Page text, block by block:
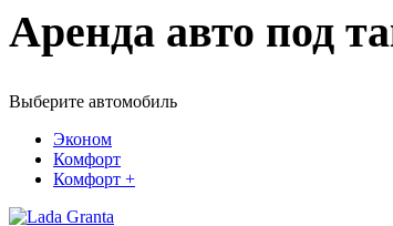
Аренда авто под
Выберите автомобиль
Эконом
Комфорт
Комфорт +